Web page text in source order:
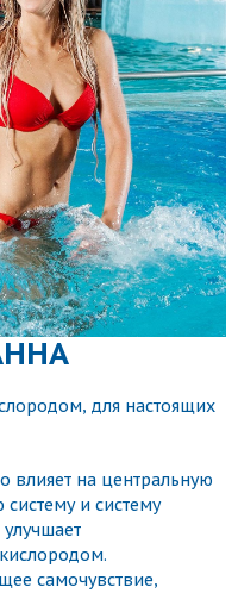
для настоящих
влияет на центральную
и систему
самочувствие,